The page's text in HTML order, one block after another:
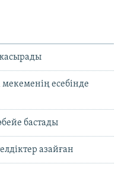
есебінде
бастады
азайған